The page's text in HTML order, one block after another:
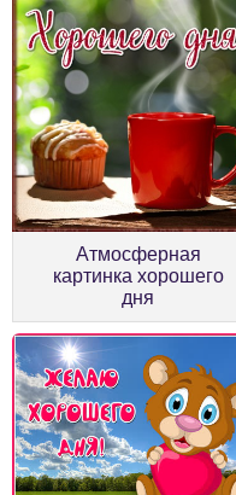
Атмосферная
картинка хорошего
дня